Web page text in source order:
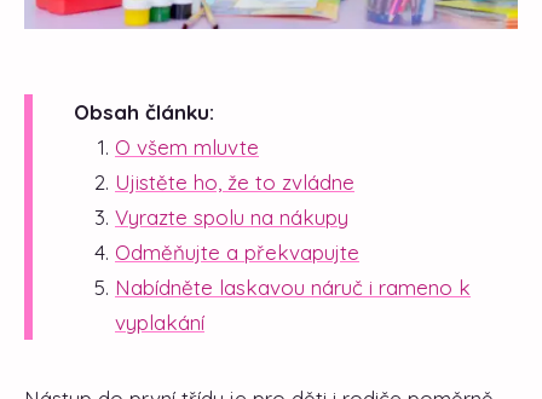
Obsah článku:
O všem mluvte
Ujistěte ho, že to zvládne
Vyrazte spolu na nákupy
Odměňujte a překvapujte
Nabídněte laskavou náruč i rameno k
vyplakání